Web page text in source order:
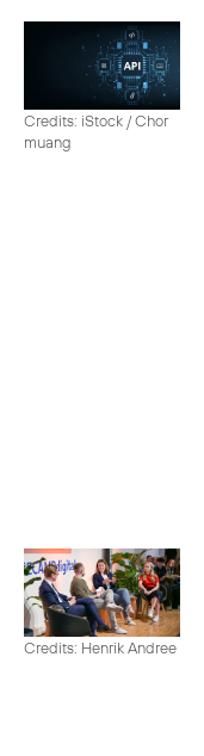
Credits: iStock / Chor
muang
Credits: Henrik Andree